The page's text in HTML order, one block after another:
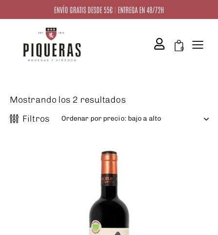
ENVÍO GRATIS DESDE 55€ | ENTREGA EN 48/72H
0
Mostrando los 2 resultados
Filtros